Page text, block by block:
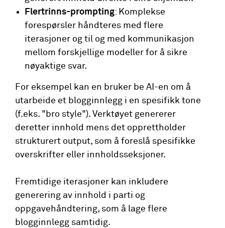
Flertrinns-prompting: Komplekse
forespørsler håndteres med flere
iterasjoner og til og med kommunikasjon
mellom forskjellige modeller for å sikre
nøyaktige svar.
For eksempel kan en bruker be AI-en om å
utarbeide et blogginnlegg i en spesifikk tone
(f.eks. "bro style"). Verktøyet genererer
deretter innhold mens det opprettholder
strukturert output, som å foreslå spesifikke
overskrifter eller innholdsseksjoner.
Fremtidige iterasjoner kan inkludere
generering av innhold i parti og
oppgavehåndtering, som å lage flere
blogginnlegg samtidig.